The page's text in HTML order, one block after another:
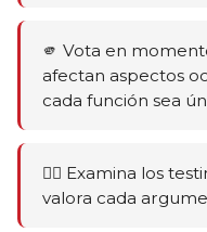
🫵 Vota en
afectan aspectos
cada función sea
🕵️‍♂️ Examina los
valora cada